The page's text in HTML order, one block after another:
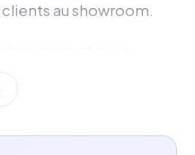
au showroom.